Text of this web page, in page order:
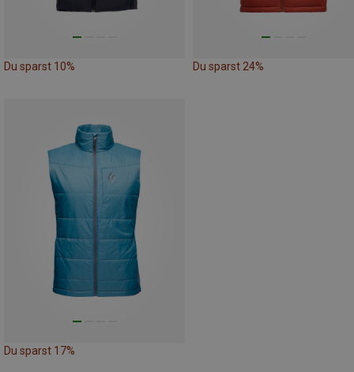
Du sparst 10% Du sparst 24%
Du sparst 17%